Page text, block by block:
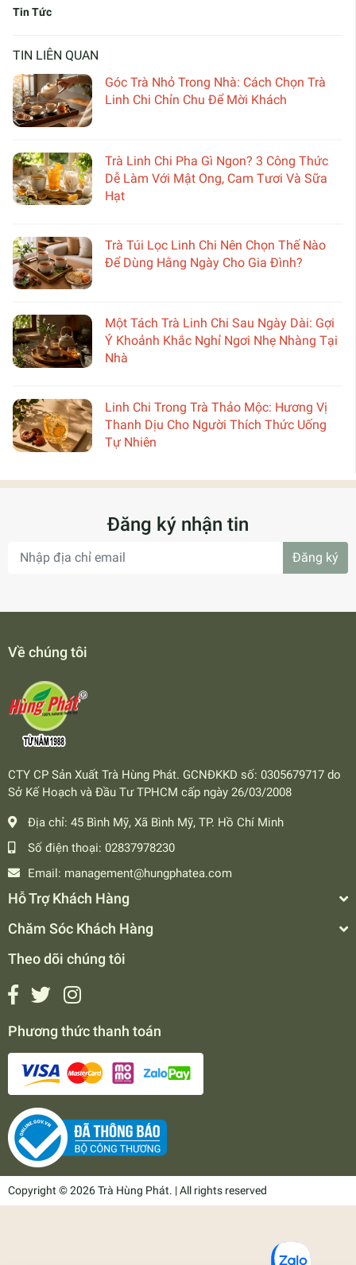
Tin Tức
TIN LIÊN QUAN
Góc Trà Nhỏ Trong Nhà: Cách Chọn Trà
Linh Chi Chỉn Chu Để Mời Khách
Trà Linh Chi Pha Gì Ngon? 3 Công Thức
Dễ Làm Với Mật Ong, Cam Tươi Và Sữa
Hạt
Trà Túi Lọc Linh Chi Nên Chọn Thế Nào
Để Dùng Hằng Ngày Cho Gia Đình?
Một Tách Trà Linh Chi Sau Ngày Dài: Gợi
Ý Khoảnh Khắc Nghỉ Ngơi Nhẹ Nhàng Tại
Nhà
Linh Chi Trong Trà Thảo Mộc: Hương Vị
Thanh Dịu Cho Người Thích Thức Uống
Tự Nhiên
Đăng ký nhận tin
Đăng ký
Về chúng tôi
CTY CP Sản Xuất Trà Hùng Phát. GCNĐKKD số: 0305679717 do
Sở Kế Hoạch và Đầu Tư TPHCM cấp ngày 26/03/2008
Địa chỉ: 45 Bình Mỹ, Xã Bình Mỹ, TP. Hồ Chí Minh
Số điện thoại: 02837978230
Email: management@hungphatea.com
Hỗ Trợ Khách Hàng
Chăm Sóc Khách Hàng
Theo dõi chúng tôi
Phương thức thanh toán
Copyright © 2026 Trà Hùng Phát. | All rights reserved